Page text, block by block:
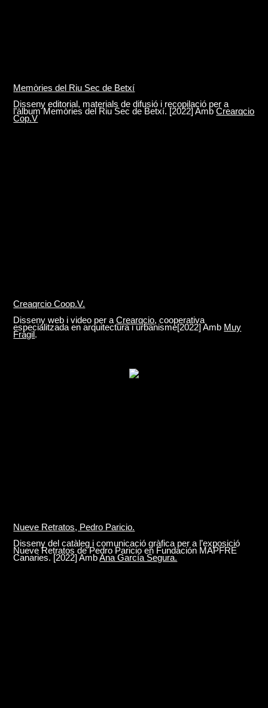
Memòries del Riu Sec de Betxí
Disseny editorial, materials de difusió i recopilació per a
l’àlbum Memòries del Riu Sec de Betxí. [2022] AmbCrearqcio
Cop.V
Creaqrcio Coop.V.
Disseny web i video per aCrearqcio, cooperativa
especialitzada en arquitectura i urbanisme[2022] Amb Muy
Frágil.
Nueve Retratos, Pedro Paricio.
Disseny del catàleg i comunicació gràfica per a l’exposició
Nueve Retratos de Pedro Paricio en Fundación MAPFRE
Canaries. [2022] AmbAna García Segura.